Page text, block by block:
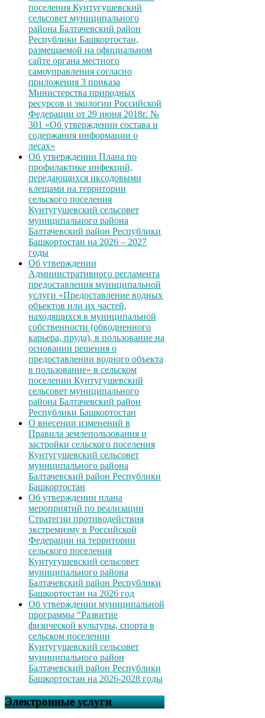
поселения Кунтугушевский
сельсовет муниципального
района Балтачевский район
Республики Башкортостан,
размещаемой на официальном
сайте органа местного
самоуправления согласно
приложения 3 приказа
Министерства природных
ресурсов и экологии Российской
Федерации от 29 июня 2018г. №
301 «Об утверждении состава и
содержания информации о
лесах»
Об утверждении Плана по
профилактике инфекций,
передающихся иксодовыми
клещами на территории
сельского поселения
Кунтугушевский сельсовет
муниципального района
Балтачевский район Республики
Башкортостан на 2026 – 2027
годы
Об утверждении
Административного регламента
предоставления муниципальной
услуги «Предоставление водных
объектов или их частей,
находящихся в муниципальной
собственности (обводненного
карьера, пруда), в пользование на
основании решения о
предоставлении водного объекта
в пользование» в сельском
поселении Кунтугушевский
сельсовет муниципального
района Балтачевский район
Республики Башкортостан
О внесении изменений в
Правила землепользования и
застройки сельского поселения
Кунтугушевский сельсовет
муниципального района
Балтачевский район Республики
Башкортостан
Об утверждении плана
мероприятий по реализации
Стратегии противодействия
экстремизму в Российской
Федерации на территории
сельского поселения
Кунтугушевский сельсовет
муниципального района
Балтачевский район Республики
Башкортостан на 2026 год
Об утверждении муниципальной
программы “Развитие
физической культуры, спорта в
сельском поселении
Кунтугушевский сельсовет
муниципального район
Балтачевский район Республики
Башкортостан на 2026-2028 годы
Электронные услуги